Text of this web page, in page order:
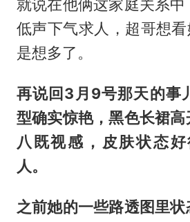
就说在他俩这家庭关系
低声下气求人，超哥想
是想多了。
再说回3月9号那天的事
型确实惊艳，黑色长裙
八既视感，皮肤状态
人。
之前她的一些路透图里